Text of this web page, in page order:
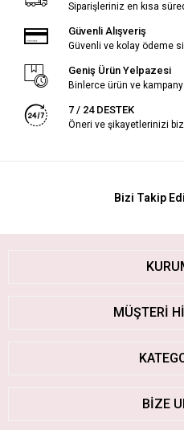
Siparişleriniz en kısa
Güvenli Alışveriş
Güvenli ve kolay ödeme
Geniş Ürün Yelpazesi
Binlerce ürün ve
7 / 24 DESTEK
Öneri ve şikayetlerinizi
Bizi Takip
MÜŞTERİ
BİZE